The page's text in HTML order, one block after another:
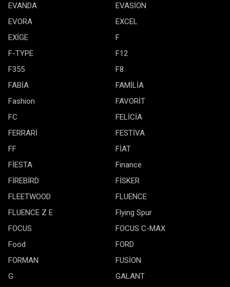
EVANDA
EVASİON
EVORA
EXCEL
EXİGE
F
F-TYPE
F12
F355
F8
FABİA
FAMİLİA
Fashion
FAVORİT
FC
FELİCİA
FERRARİ
FESTİVA
FF
FİAT
FİESTA
Finance
FİREBİRD
FİSKER
FLEETWOOD
FLUENCE
FLUENCE Z E
Flying Spur
FOCUS
FOCUS C-MAX
Food
FORD
FORMAN
FUSİON
G
GALANT